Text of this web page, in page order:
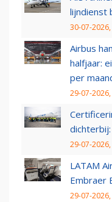
lijndienst
30-07-
Airbus
halfjaar:
per
29-07-
29-07-
LATAM
Embraer
29-07-